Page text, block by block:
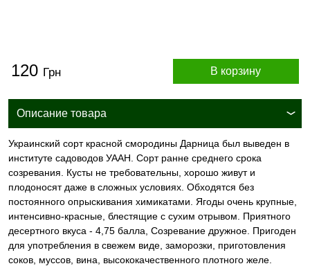
120 Грн В корзину
Описание товара
Украинский сорт красной смородины Дарница был выведен в
институте садоводов УААН. Cорт ранне среднего срока
созревания. Кусты не требовательны, хорошо живут и
плодоносят даже в сложных условиях. Обходятся без
постоянного опрыскивания химикатами. Ягоды очень крупные,
интенсивно-красные, блестящие с сухим отрывом. Приятного
десертного вкуса - 4,75 балла, Созревание дружное. Пригоден
для употребления в свежем виде, заморозки, приготовления
соков, муссов, вина, высококачественного плотного желе.